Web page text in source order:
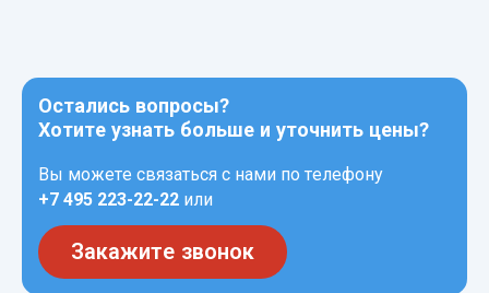
Остались вопросы?
Хотите узнать больше и уточнить цены?
Вы можете связаться с нами по телефону
+7 495 223-22-22 или
Закажите звонок